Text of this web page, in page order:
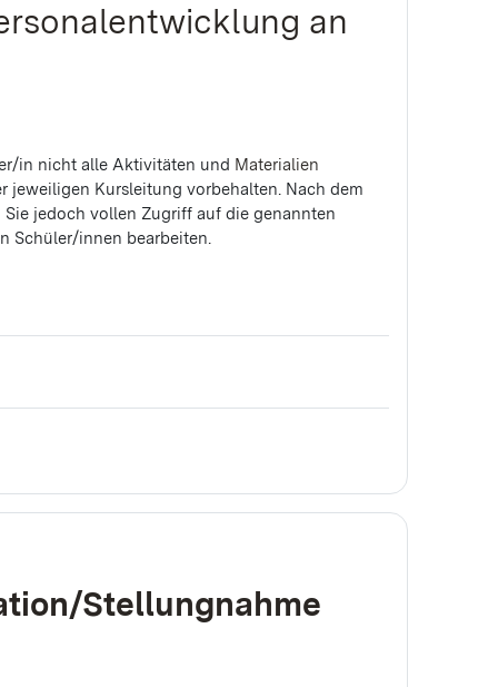
an
in nicht alle Aktivitäten und Materialien
jeweiligen Kursleitung vorbehalten. Nach dem
jedoch vollen Zugriff auf die genannten
Schüler/innen bearbeiten.
Stellungnahme